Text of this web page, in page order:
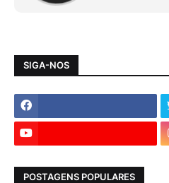
SIGA-NOS
POSTAGENS POPULARES